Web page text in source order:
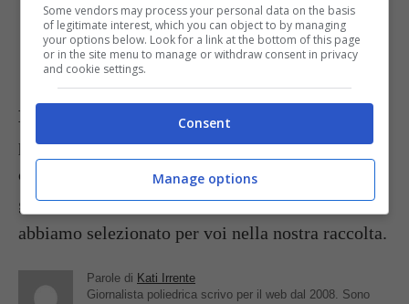
tavola decorando il piatto con dei rametti di
rosmarino.
L’idea in più
: per avere una variante colorata
potete aggiungere un paio di cucchiai di
concentrato di pomodoro. Infine se volete
gustare altririsotti cremosiscoprite quelli che
abbiamo selezionato per voi nella nostra raccolta.
Parole di Kati Irrente
Giornalista poliedrica scrivo per il web dal 2008. Sono
Some vendors may process your personal data on the basis
of legitimate interest, which you can object to by managing
your options below. Look for a link at the bottom of this page
or in the site menu to manage or withdraw consent in privacy
and cookie settings.
Consent
Manage options